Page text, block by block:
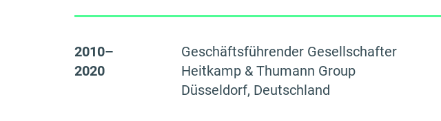
2010–
2020
Geschäftsführender Gesellschafter
Heitkamp & Thumann Group
Düsseldorf, Deutschland